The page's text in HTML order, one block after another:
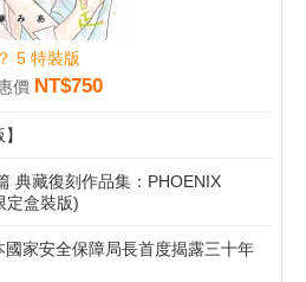
5 特裝版
價 NT$750
典藏復刻作品集：PHOENIX
定盒裝版)
家安全保障局長首度揭露三十年